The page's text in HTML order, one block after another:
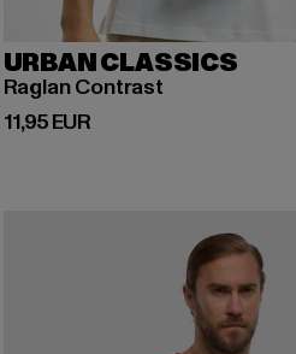
URBAN CLASSICS
Raglan Contrast
11,95 EUR
Derzeitiger Preis: 11,95 EUR